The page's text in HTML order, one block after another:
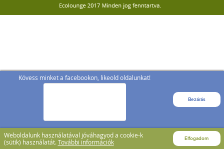
Kövess minket a facebookon, likeold oldalunkat!
Bezárás
Weboldalunk használatával jóváhagyod a cookie-k
(sütik) használatát. További információk Elfogadom